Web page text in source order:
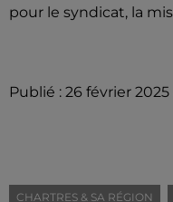
pour le syndicat, la
Publié : 26 février
CHARTRES & SA RÉGION